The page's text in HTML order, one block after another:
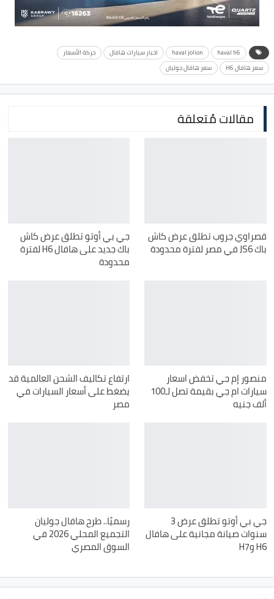
haval h6
haval jolion اخبار سيارات هافال
حركة الأسعار
سعر هافال H6
سعر هافال جوليان
مقالات مُتعلقة
قصراوي جروب تطلق عرض كاش
باك JS6 في مصر لفترة محدودة
جي بي أوتو تطلق عرض كاش
باك جديد على هافال H6 لفترة
محدودة
منصور إم جي تخفض اسعار
سيارات ام جي بقيمة تصل لـ100
ألف جنيه
ارتفاع تكاليف الشحن العالمية قد
يضغط على أسعار السيارات في
مصر
جي بي أوتو تطلق عرض 3
سنوات صيانة مجانية على هافال
H6 وH7
رسميًا.. طرح هافال جوليان
التجميع المحلي 2026 في
السوق المصري